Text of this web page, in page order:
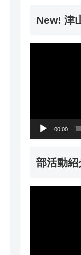
New! 津
00:00
部活動紹